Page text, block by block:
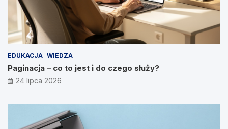
EDUKACJA WIEDZA
Paginacja – co to jest i do czego służy?
24 lipca 2026